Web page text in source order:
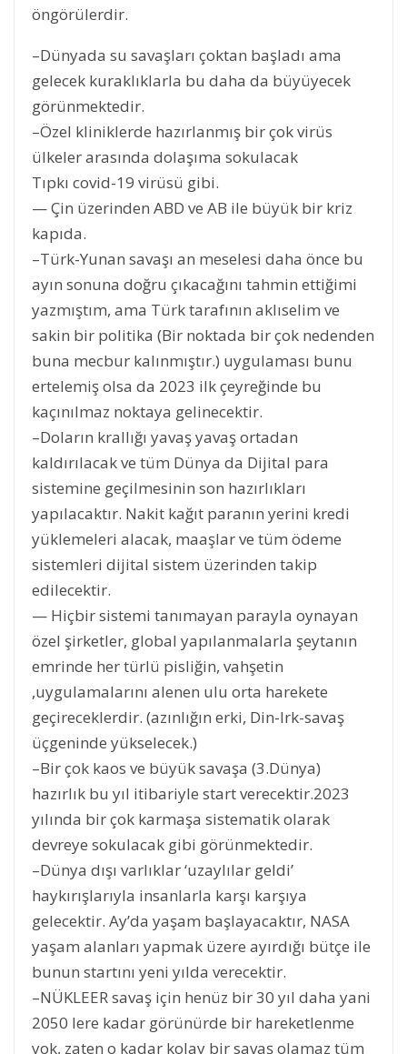
öngörülerdir.
–Dünyada su savaşları çoktan başladı ama
gelecek kuraklıklarla bu daha da büyüyecek
görünmektedir.
–Özel kliniklerde hazırlanmış bir çok virüs
ülkeler arasında dolaşıma sokulacak
Tıpkı covid-19 virüsü gibi.
— Çin üzerinden ABD ve AB ile büyük bir kriz
kapıda.
–Türk-Yunan savaşı an meselesi daha önce bu
ayın sonuna doğru çıkacağını tahmin ettiğimi
yazmıştım, ama Türk tarafının aklıselim ve
sakin bir politika (Bir noktada bir çok nedenden
buna mecbur kalınmıştır.) uygulaması bunu
ertelemiş olsa da 2023 ilk çeyreğinde bu
kaçınılmaz noktaya gelinecektir.
–Doların krallığı yavaş yavaş ortadan
kaldırılacak ve tüm Dünya da Dijital para
sistemine geçilmesinin son hazırlıkları
yapılacaktır. Nakit kağıt paranın yerini kredi
yüklemeleri alacak, maaşlar ve tüm ödeme
sistemleri dijital sistem üzerinden takip
edilecektir.
— Hiçbir sistemi tanımayan parayla oynayan
özel şirketler, global yapılanmalarla şeytanın
emrinde her türlü pisliğin, vahşetin
,uygulamalarını alenen ulu orta harekete
geçireceklerdir. (azınlığın erki, Din-Irk-savaş
üçgeninde yükselecek.)
–Bir çok kaos ve büyük savaşa (3.Dünya)
hazırlık bu yıl itibariyle start verecektir.2023
yılında bir çok karmaşa sistematik olarak
devreye sokulacak gibi görünmektedir.
–Dünya dışı varlıklar ‘uzaylılar geldi’
haykırışlarıyla insanlarla karşı karşıya
gelecektir. Ay’da yaşam başlayacaktır, NASA
yaşam alanları yapmak üzere ayırdığı bütçe ile
bunun startını yeni yılda verecektir.
–NÜKLEER savaş için henüz bir 30 yıl daha yani
2050 lere kadar görünürde bir hareketlenme
yok, zaten o kadar kolay bir savaş olamaz tüm